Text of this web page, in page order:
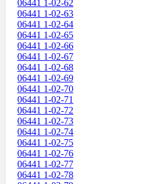
06441 1-02-62
06441 1-02-63
06441 1-02-64
06441 1-02-65
06441 1-02-66
06441 1-02-67
06441 1-02-68
06441 1-02-69
06441 1-02-70
06441 1-02-71
06441 1-02-72
06441 1-02-73
06441 1-02-74
06441 1-02-75
06441 1-02-76
06441 1-02-77
06441 1-02-78